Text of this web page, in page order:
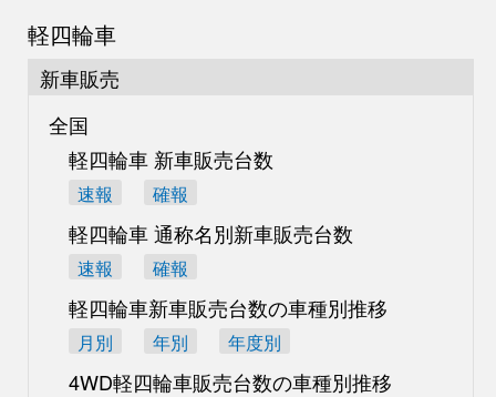
軽四輪車
新車販売
全国
軽四輪車 新車販売台数
速報 確報
軽四輪車 通称名別新車販売台数
速報 確報
軽四輪車新車販売台数の車種別推移
月別 年別 年度別
4WD軽四輪車販売台数の車種別推移